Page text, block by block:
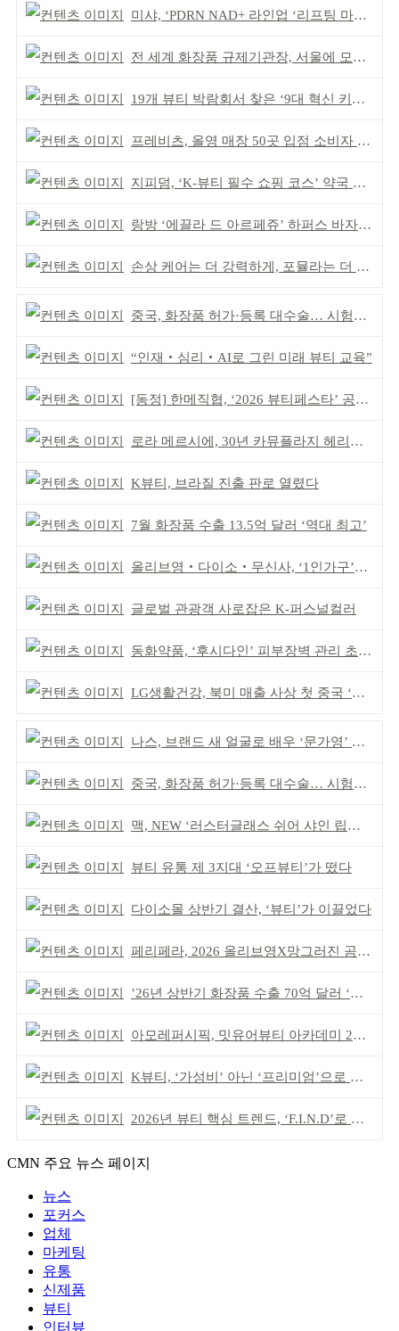
미샤, ‘PDRN NAD+ 라인업 ‘리프팅 마스크’ 출시
전 세계 화장품 규제기관장, 서울에 모인다
19개 뷰티 박람회서 찾은 ‘9대 혁신 키워드’
프레비츠, 올영 매장 50곳 입점 소비자 접점 강화
지피덤, ‘K-뷰티 필수 쇼핑 코스’ 약국 공략
랑방 ‘에끌라 드 아르페쥬’ 하퍼스 바자 화보 공개
손상 케어는 더 강력하게, 포뮬라는 더 산뜻하게!
중국, 화장품 허가·등록 대수술… 시험자료 공용 허용
“인재‧심리‧AI로 그린 미래 뷰티 교육”
[동정] 한메직협, ‘2026 뷰티페스타’ 공동 주최
로라 메르시에, 30년 카뮤플라지 헤리티지 담아
K뷰티, 브라질 진출 판로 열렸다
7월 화장품 수출 13.5억 달러 ‘역대 최고’
올리브영‧다이소‧무신사, ‘1인가구’가 이끈다
글로벌 관광객 사로잡은 K-퍼스널컬러
동화약품, ‘후시다인’ 피부장벽 관리 초점 ‘리브랜딩’
LG생활건강, 북미 매출 사상 첫 중국 ‘추월’
나스, 브랜드 새 얼굴로 배우 ‘문가영’ 발탁
중국, 화장품 허가·등록 대수술… 시험자료 공용 허용
맥, NEW ‘러스터글래스 쉬어 샤인 립스틱’ 출시
뷰티 유통 제 3지대 ‘오프뷰티’가 떴다
다이소몰 상반기 결산, ‘뷰티’가 이끌었다
페리페라, 2026 올리브영X망그러진 곰 콜라보
’26년 상반기 화장품 수출 70억 달러 ‘역대 최고’
아모레퍼시픽, 밋유어뷰티 아카데미 2기 발대식
K뷰티, ‘가성비’ 아닌 ‘프리미엄’으로 승부걸어야
2026년 뷰티 핵심 트렌드, ‘F.I.N.D’로 읽는다
CMN 주요 뉴스 페이지
뉴스
포커스
업체
마케팅
유통
신제품
뷰티
인터뷰